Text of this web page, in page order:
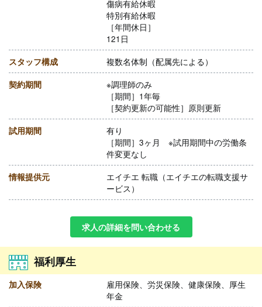
傷病有給休暇
特別有給休暇
［年間休日］
121日
スタッフ構成 複数名体制（配属先による）
契約期間
※調理師のみ
［期間］1年毎
［契約更新の可能性］原則更新
試用期間
有り
［期間］3ヶ月 ※試用期間中の労働条
件変更なし
情報提供元
エイチエ 転職（エイチエの転職支援サ
ービス）
求人の詳細を問い合わせる
福利厚生
加入保険
雇用保険、労災保険、健康保険、厚生
年金